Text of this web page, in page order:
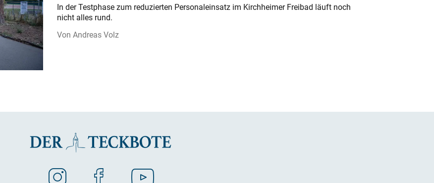
In der Testphase zum reduzierten Personaleinsatz im Kirchheimer Freibad läuft noch
nicht alles rund.
Andreas Volz